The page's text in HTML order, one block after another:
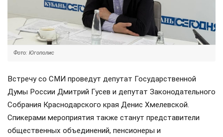
Фото: Югополис
Встречу со СМИ проведут депутат Государственной
Думы России Дмитрий Гусев и депутат Законодательного
Собрания Краснодарского края Денис Хмелевской.
Спикерами мероприятия также станут представители
общественных объединений, пенсионеры и